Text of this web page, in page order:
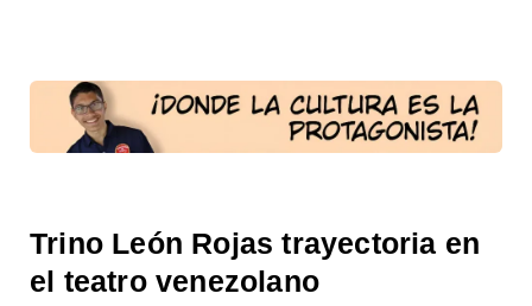
Trino León Rojas trayectoria en
el teatro venezolano